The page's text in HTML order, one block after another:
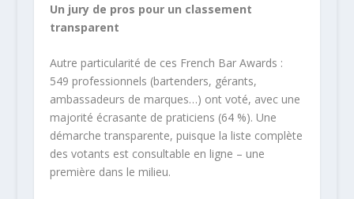
Un jury de pros pour un classement
transparent
Autre particularité de ces French Bar Awards :
549 professionnels (bartenders, gérants,
ambassadeurs de marques…) ont voté, avec une
majorité écrasante de praticiens (64 %). Une
démarche transparente, puisque la liste complète
des votants est consultable en ligne – une
première dans le milieu.